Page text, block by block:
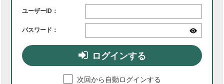
ユーザーID：
パスワード：
ログインする
次回から自動ログインする